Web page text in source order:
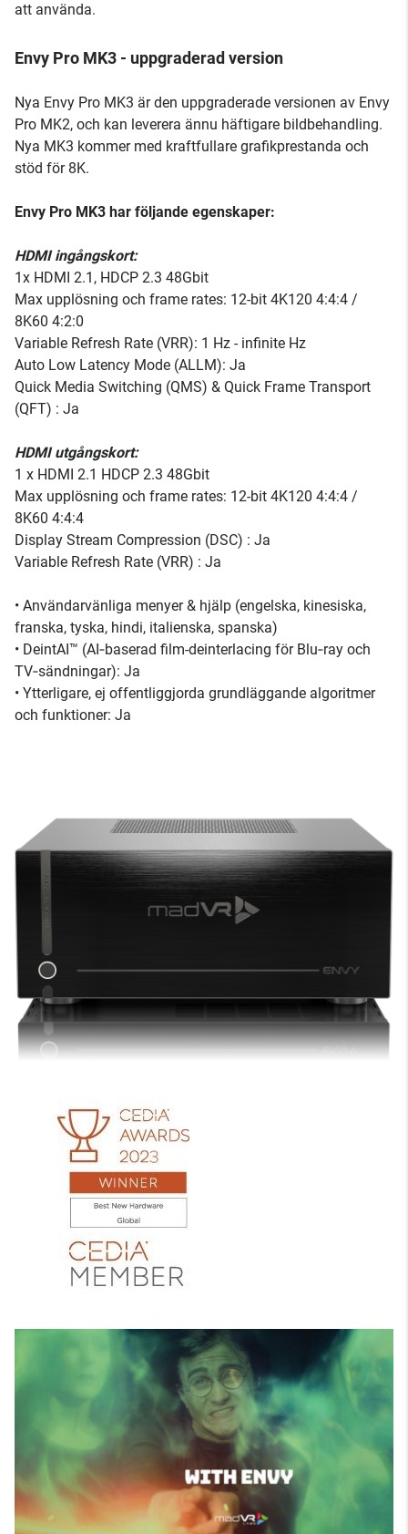
att använda.
Envy Pro MK3 - uppgraderad version
Nya Envy Pro MK3 är den uppgraderade versionen av Envy
Pro MK2, och kan leverera ännu häftigare bildbehandling.
Nya MK3 kommer med kraftfullare grafikprestanda och
stöd för 8K.
Envy Pro MK3 har följande egenskaper:
HDMI ingångskort:
1x HDMI 2.1, HDCP 2.3 48Gbit
Max upplösning och frame rates: 12-bit 4K120 4:4:4 /
8K60 4:2:0
Variable Refresh Rate (VRR): 1 Hz - infinite Hz
Auto Low Latency Mode (ALLM): Ja
Quick Media Switching (QMS) & Quick Frame Transport
(QFT) : Ja
HDMI utgångskort:
1 x HDMI 2.1 HDCP 2.3 48Gbit
Max upplösning och frame rates: 12-bit 4K120 4:4:4 /
8K60 4:4:4
Display Stream Compression (DSC) : Ja
Variable Refresh Rate (VRR) : Ja
• Användarvänliga menyer & hjälp (engelska, kinesiska,
franska, tyska, hindi, italienska, spanska)
• DeintAI™ (AI‑baserad film-deinterlacing för Blu‑ray och
TV‑sändningar): Ja
• Ytterligare, ej offentliggjorda grundläggande algoritmer
och funktioner: Ja